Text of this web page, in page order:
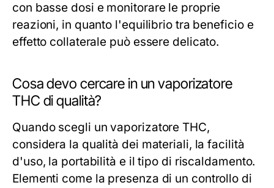
con basse dosi e monitorare le proprie
reazioni, in quanto l'equilibrio tra beneficio e
effetto collaterale può essere delicato.
Cosa devo cercare in un vaporizatore
THC di qualità?
Quando scegli un vaporizatore THC,
considera la qualità dei materiali, la facilità
d'uso, la portabilità e il tipo di riscaldamento.
Elementi come la presenza di un controllo di